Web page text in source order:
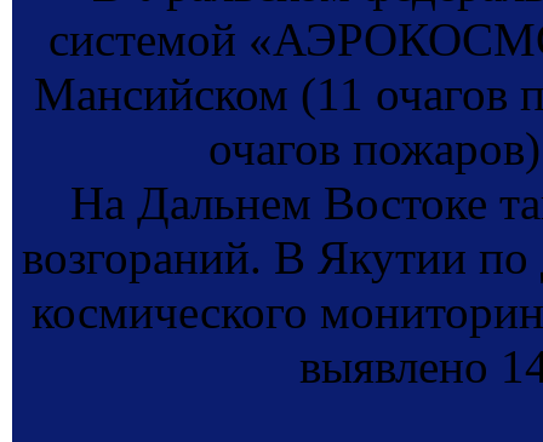
системой
Мансийском (11 очагов
очагов
На Дальнем Востоке
возгораний. В Якутии
космического
выявлено